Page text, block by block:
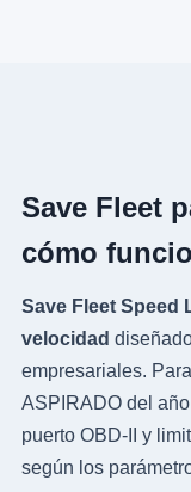
Save Fleet
cómo
Save Fleet Speed
velocidad
empresariales.
ASPIRADO del
puerto OBD-II y
según los